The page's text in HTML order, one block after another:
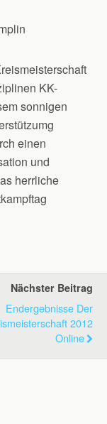
KK-
sonnigen
einen
und
herrliche
Nächster Beitrag
Endergebnisse Der
2012
Online